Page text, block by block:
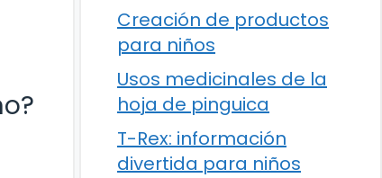
Creación de productos
para niños
Usos medicinales de la
hoja de pinguica
T-Rex: información
divertida para niños